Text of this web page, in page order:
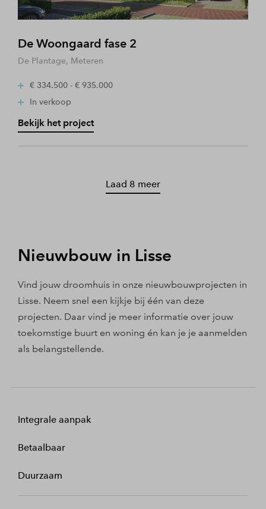
De Woongaard fase 2
De Plantage, Meteren
€ 334.500 - € 935.000
In verkoop
Bekijk het project
Laad 8 meer
Nieuwbouw in Lisse
Vind jouw droomhuis in onze nieuwbouwprojecten in
Lisse. Neem snel een kijkje bij één van deze
projecten. Daar vind je meer informatie over jouw
toekomstige buurt en woning én kan je je aanmelden
als belangstellende.
Integrale aanpak
Betaalbaar
Duurzaam